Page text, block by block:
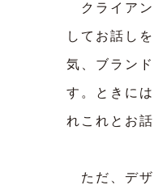
クライアン
してお話し
気、ブラン
す。ときに
れこれとお
ただ、デザ